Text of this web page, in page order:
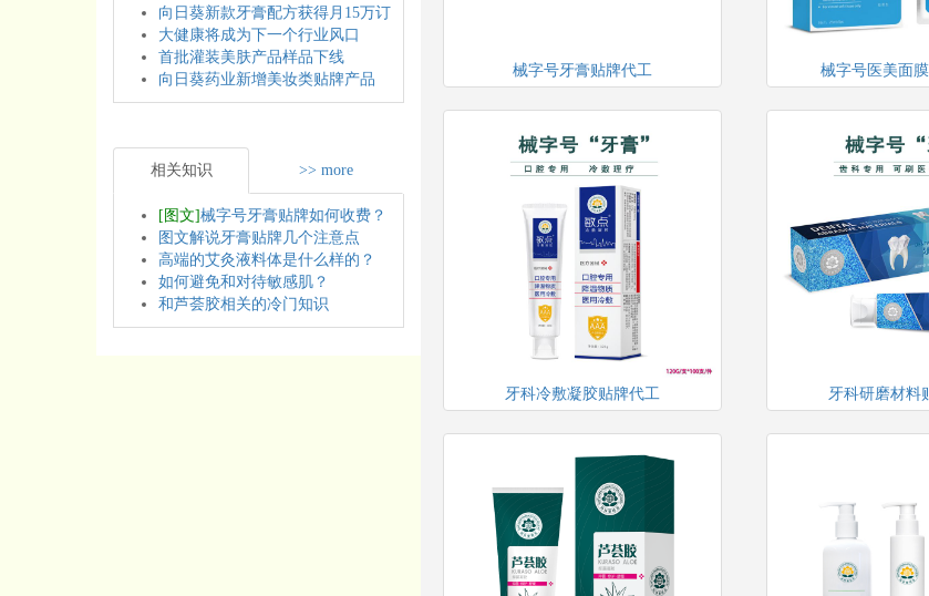
向日葵新款牙膏配方获得月15万订
大健康将成为下一个行业风口
首批灌装美肤产品样品下线
向日葵药业新增美妆类贴牌产品
相关知识 >> more
[图文]械字号牙膏贴牌如何收费？
图文解说牙膏贴牌几个注意点
高端的艾灸液料体是什么样的？
如何避免和对待敏感肌？
和芦荟胶相关的冷门知识
械字号牙膏贴牌代工
牙科冷敷凝胶贴牌代工
械字号医美面
牙科研磨材料